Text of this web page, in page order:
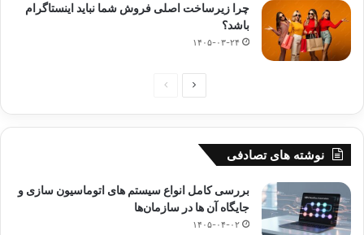
چرا زیرساخت اصلی فروش شما نباید اینستاگرام
باشد؟
۱۴۰۵-۰۳-۲۴
صفحه
صفحه
نوشته های تصادفی
بررسی کامل انواع سیستم‌ های اتوماسیون‌ سازی و
جایگاه آن‌ ها در سازمان‌ها
۱۴۰۵-۰۴-۰۲